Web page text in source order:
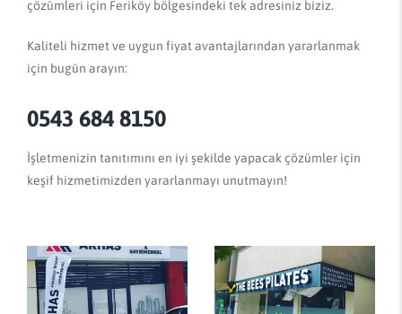
çözümleri için Feriköy bölgesindeki tek adresiniz biziz.
Kaliteli hizmet ve uygun fiyat avantajlarından yararlanmak
için bugün arayın:
0543 684 8150
İşletmenizin tanıtımını en iyi şekilde yapacak çözümler için
keşif hizmetimizden yararlanmayı unutmayın!